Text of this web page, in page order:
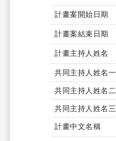
計畫案開始日期
計畫案結束日期
計畫主持人姓名
共同主持人姓名一
共同主持人姓名二
共同主持人姓名三
計畫中文名稱